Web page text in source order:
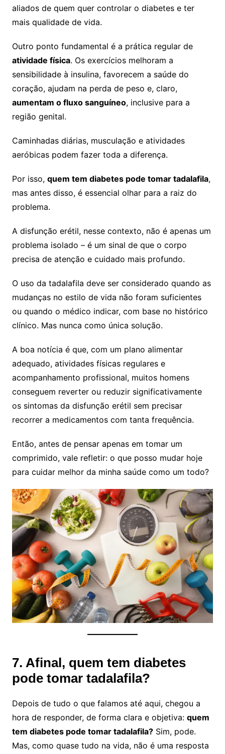
aliados de quem quer controlar o diabetes e ter
mais qualidade de vida.
Outro ponto fundamental é a prática regular de
atividade física. Os exercícios melhoram a
sensibilidade à insulina, favorecem a saúde do
coração, ajudam na perda de peso e, claro,
aumentam o fluxo sanguíneo, inclusive para a
região genital.
Caminhadas diárias, musculação e atividades
aeróbicas podem fazer toda a diferença.
Por isso, quem tem diabetes pode tomar tadalafila,
mas antes disso, é essencial olhar para a raiz do
problema.
A disfunção erétil, nesse contexto, não é apenas um
problema isolado – é um sinal de que o corpo
precisa de atenção e cuidado mais profundo.
O uso da tadalafila deve ser considerado quando as
mudanças no estilo de vida não foram suficientes
ou quando o médico indicar, com base no histórico
clínico. Mas nunca como única solução.
A boa notícia é que, com um plano alimentar
adequado, atividades físicas regulares e
acompanhamento profissional, muitos homens
conseguem reverter ou reduzir significativamente
os sintomas da disfunção erétil sem precisar
recorrer a medicamentos com tanta frequência.
Então, antes de pensar apenas em tomar um
comprimido, vale refletir: o que posso mudar hoje
para cuidar melhor da minha saúde como um todo?
7. Afinal, quem tem diabetes
pode tomar tadalafila?
Depois de tudo o que falamos até aqui, chegou a
hora de responder, de forma clara e objetiva: quem
tem diabetes pode tomar tadalafila?Sim, pode.
Mas, como quase tudo na vida, não é uma resposta